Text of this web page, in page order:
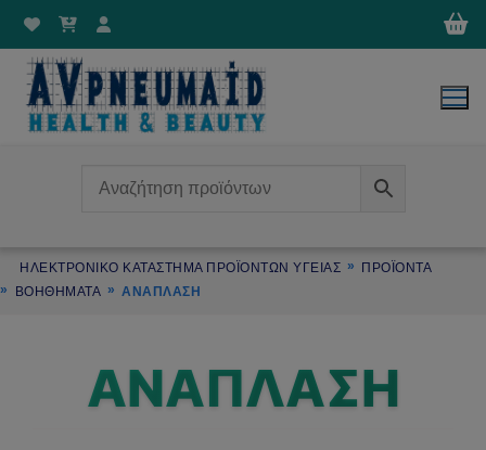
Μετάβαση
περιεχόμενο
ΗΛΕΚΤΡΟΝΙΚΌ ΚΑΤΆΣΤΗΜΑ ΠΡΟΪΌΝΤΩΝ ΥΓΕΊΑΣ
ΠΡΟΪΌΝΤΑ
ΒΟΗΘΗΜΑΤΑ
ΑΝΑΠΛΑΣΗ
ΑΝΑΠΛΑΣΗ